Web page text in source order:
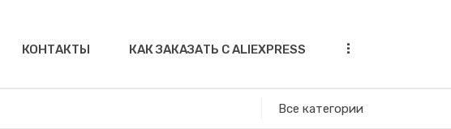
КОНТАКТЫ КАК ЗАКАЗАТЬ С ALIEXPRESS ...